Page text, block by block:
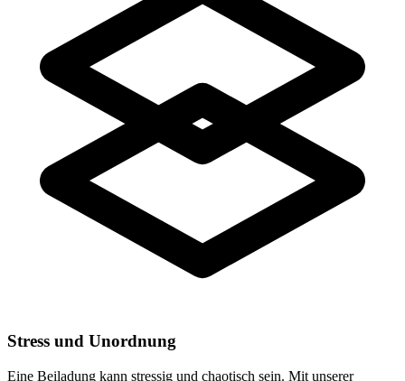
Stress und Unordnung
Eine Beiladung kann stressig und chaotisch sein. Mit unserer